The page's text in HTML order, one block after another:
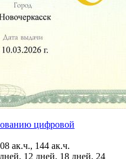
цифровой
ак.ч., 144 ак.ч.
12 дней, 18 дней, 24